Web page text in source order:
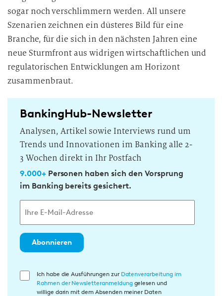
sogar noch verschlimmern werden. All unsere
Szenarien zeichnen ein düsteres Bild für eine
Branche, für die sich in den nächsten Jahren eine
neue Sturmfront aus widrigen wirtschaftlichen und
regulatorischen Entwicklungen am Horizont
zusammenbraut.
BankingHub-Newsletter
Analysen, Artikel sowie Interviews rund um
Trends und Innovationen im Banking alle 2-
3 Wochen direkt in Ihr Postfach
9.000+Personen haben sich den Vorsprung
im Banking bereits gesichert.
Abonnieren
E
Ich habe die Ausführungen zur Datenverarbeitung im
Rahmen der Newsletteranmeldunggelesen und
willige darin mit dem Absenden meiner Daten